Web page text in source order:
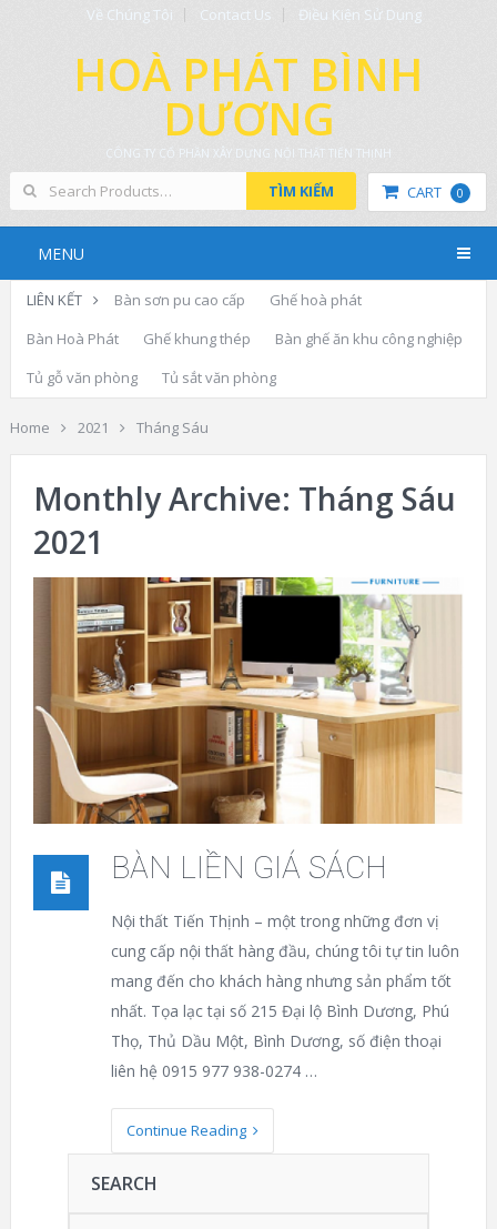
Về Chúng Tôi Contact Us Điều Kiện Sử Dụng
HOÀ PHÁT BÌNH
DƯƠNG
CÔNG TY CỔ PHẦN XÂY DỰNG NỘI THẤT TIẾN THỊNH
CART 0
TÌM KIẾM
MENU
LIÊN KẾT Bàn sơn pu cao cấp
Ghế hoà phát
Bàn Hoà Phát
Ghế khung thép
Bàn ghế ăn khu công nghiệp
Tủ gỗ văn phòng
Tủ sắt văn phòng
Home 2021 Tháng Sáu
Monthly Archive: Tháng Sáu
2021
BÀN LIỀN GIÁ SÁCH
Nội thất Tiến Thịnh – một trong những đơn vị
cung cấp nội thất hàng đầu, chúng tôi tự tin luôn
mang đến cho khách hàng nhưng sản phẩm tốt
nhất. Tọa lạc tại số 215 Đại lộ Bình Dương, Phú
Thọ, Thủ Dầu Một, Bình Dương, số điện thoại
liên hệ 0915 977 938-0274 …
Continue Reading
SEARCH